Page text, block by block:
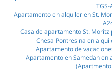
Apartamento en alquiler en St.
Casa de apartamento St. Moritz
Chesa Pontresina en
Apartamento de
Apartamento en Samedan en
(Apartmento